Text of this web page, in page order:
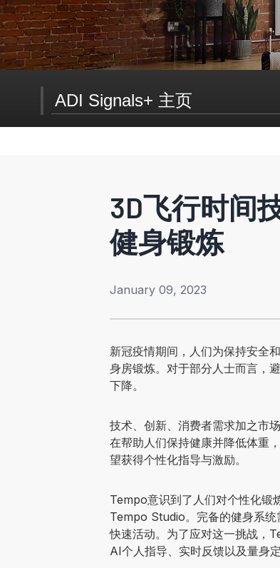
ADI Signals+ 主页
持续关注Signals+，了解有关连接、数字健康、电
点击“订阅”，即表
3D飞行时间
健身锻炼
January 09, 2023
新冠疫情期间，人们为保持安全
身房锻炼。对于部分人士而言，
下降。
技术、创新、消费者需求加之市
在帮助人们保持健康并降低体重
望获得个性化指导与激励。
Tempo意识到了人们对个性化
Tempo Studio。完备的健身系
快速活动。为了应对这一挑战，
AI个人指导、实时反馈以及量身